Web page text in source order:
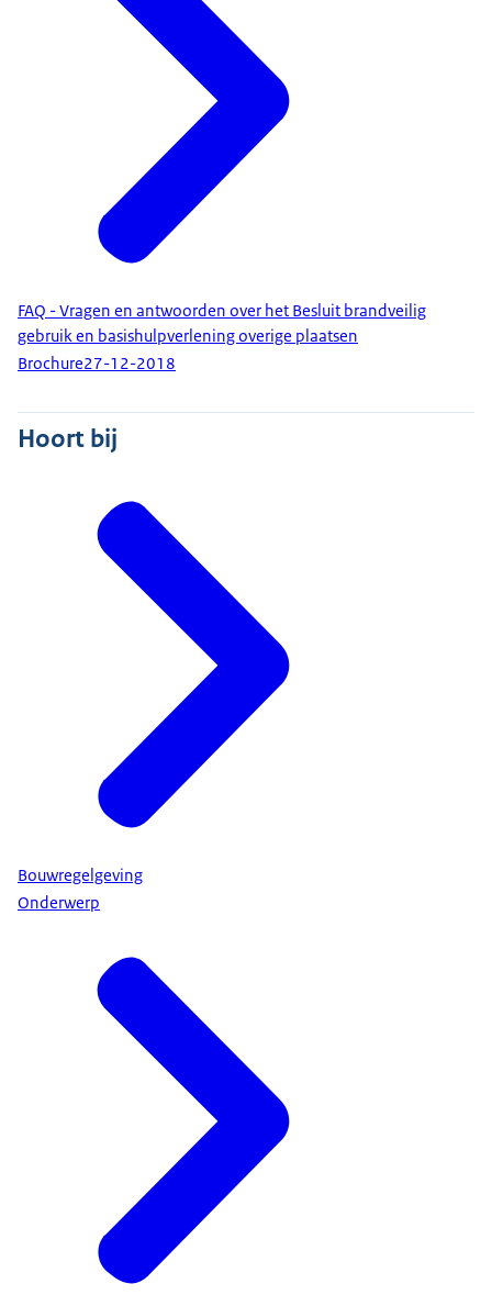
FAQ - Vragen en antwoorden over het Besluit brandveilig
gebruik en basishulpverlening overige plaatsen
Brochure27-12-2018
Hoort bij
Bouwregelgeving
Onderwerp